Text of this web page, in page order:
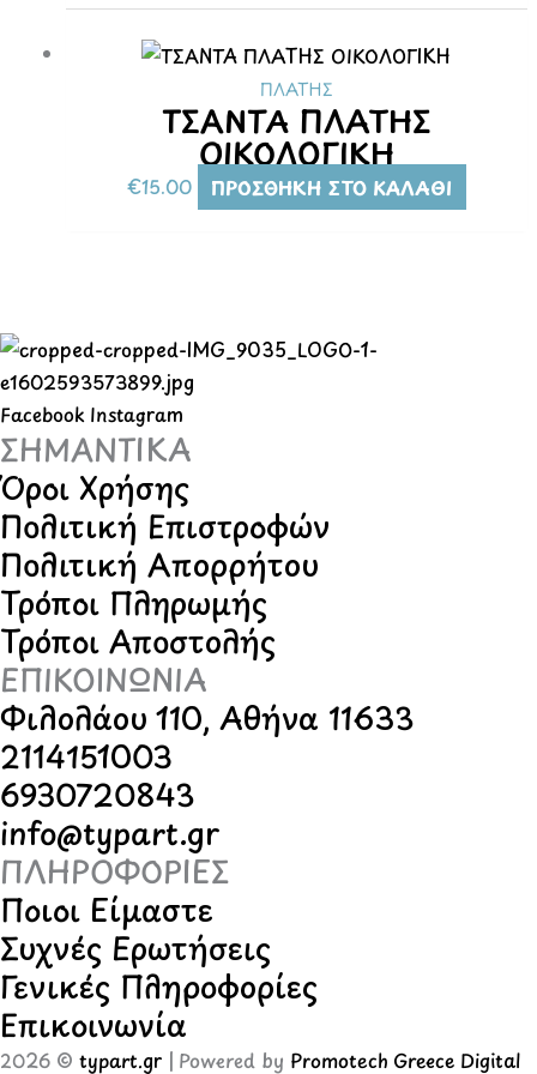
επιλογές
να
επιλεγούν
στη
ΠΛΆΤΗΣ
ΤΣΑΝΤΑ ΠΛΑΤΗΣ
ΟΙΚΟΛΟΓΙΚΗ
€15.00 ΠΡΟΣΘΉΚΗ ΣΤΟ ΚΑΛΆΘΙ
Facebook Instagram
ΣΗΜΑΝΤΙΚΑ
Όροι Χρήσης
Πολιτική Επιστροφών
Πολιτική Απορρήτου
Τρόποι Πληρωμής
Τρόποι Αποστολής
ΕΠΙΚΟΙΝΩΝΙΑ
Φιλολάου 110, Αθήνα 11633
2114151003
6930720843
info@typart.gr
ΠΛΗΡΟΦΟΡΙΕΣ
Ποιοι Είμαστε
Συχνές Ερωτήσεις
Γενικές Πληροφορίες
Επικοινωνία
2026 © typart.gr | Powered by Promotech Greece Digital